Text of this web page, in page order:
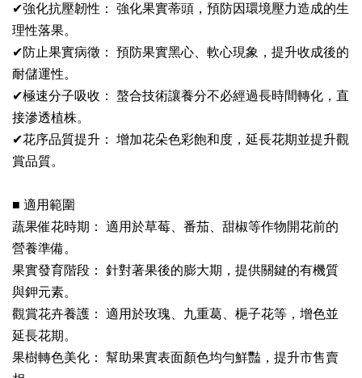
✔強化抗壓韌性： 強化果實蒂頭，預防因環境壓力造成的生
理性落果。
✔防止果實病徵： 預防果實黑心、軟心現象，提升收成後的
耐儲運性。
✔極速分子吸收： 螯合技術讓養分不必經過長時間轉化，直
接滲透植株。
✔花序品質提升： 增加花朵色彩飽和度，延長花期並提升觀
賞品質。
■ 適用範圍
蔬果催花時期： 適用於草莓、番茄、甜椒等作物開花前的
營養準備。
果實發育階段： 針對著果後的膨大期，提供關鍵的有機質
與鉀元素。
觀賞花卉養護： 適用於玫瑰、九重葛、梔子花等，增色並
延長花期。
果樹轉色美化： 幫助果實表面顏色均勻鮮豔，提升市售賣